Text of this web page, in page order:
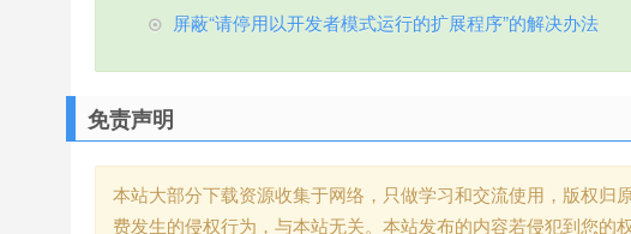
屏蔽“请停用以开发者模式运行的扩展程序”的解决办法
免责声明
本站大部分下载资源收集于网络，只做学习和交流使用，版权
费发生的侵权行为，与本站无关。本站发布的内容若侵犯到您的